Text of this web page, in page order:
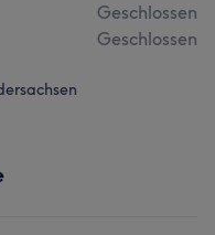
Geschlossen
Geschlossen